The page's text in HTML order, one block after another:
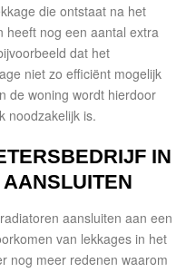
die ontstaat na het
heeft nog een aantal extra
dat het
niet zo efficiënt mogelijk
de woning wordt hierdoor
noodzakelijk is.
IN
aansluiten aan een
van lekkages in het
nog meer redenen waarom